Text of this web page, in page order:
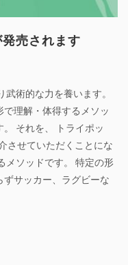
売されます
術的な力を養います。
理解・体得するメソッ
それを、 トライポッ
させていただくことにな
メソッドです。 特定の形
サッカー、ラグビーな